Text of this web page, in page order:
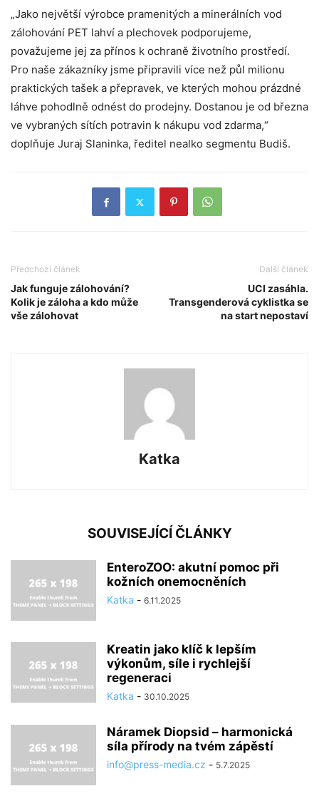
„Jako největší výrobce pramenitých a minerálních vod
zálohování PET lahví a plechovek podporujeme,
považujeme jej za přínos k ochraně životního prostředí.
Pro naše zákazníky jsme připravili více než půl milionu
praktických tašek a přepravek, ve kterých mohou prázdné
láhve pohodlně odnést do prodejny. Dostanou je od března
ve vybraných sítích potravin k nákupu vod zdarma,“
doplňuje Juraj Slaninka, ředitel nealko segmentu Budiš.
Předchozí článek
Jak funguje zálohování?
Kolik je záloha a kdo může
vše zálohovat
Další článek
UCI zasáhla.
Transgenderová cyklistka se
na start nepostaví
Katka
SOUVISEJÍCÍ ČLÁNKY
EnteroZOO: akutní pomoc při
kožních onemocněních
Katka - 6.11.2025
Kreatin jako klíč k lepším
výkonům, síle i rychlejší
regeneraci
Katka - 30.10.2025
Náramek Diopsid – harmonická
síla přírody na tvém zápěstí
info@press-media.cz - 5.7.2025